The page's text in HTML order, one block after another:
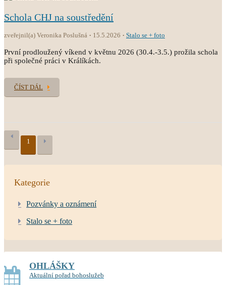
Schola CHJ na soustředění
zveřejnil(a) Veronika Poslušná 15.5.2026 Stalo se + foto
První prodloužený víkend v květnu 2026 (30.4.-3.5.) prožila schola
při společné práci v Králíkách.
ČÍST DÁL
1
Kategorie
Pozvánky a oznámení
Stalo se + foto
OHLÁŠKY
Aktuální pořad bohoslužeb